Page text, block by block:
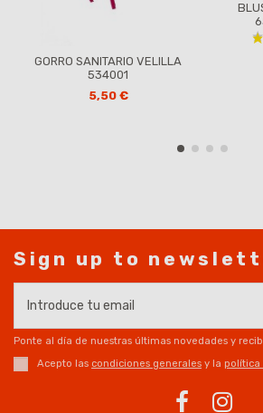
GORRO SANITARIO VELILLA
534001
5,50 €
Sign up to
Ponte al día de nuestras últimas novedades y
Acepto las condiciones generales y la política